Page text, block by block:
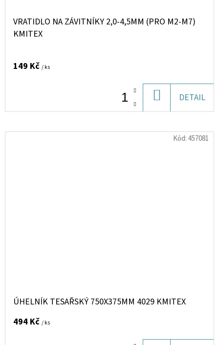
VRATIDLO NA ZÁVITNÍKY 2,0-4,5MM (PRO M2-M7)
KMITEX
149 Kč / ks
KOŠÍKU
DETAIL
ÚHELNÍK TESAŘSKÝ 750X375MM 4029 KMITEX
494 Kč / ks
Kód:457081